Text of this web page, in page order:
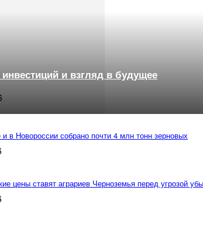
и взгляд в будущее
в Новороссии собрано почти 4 млн тонн зерновых
цены ставят аграриев Черноземья перед угрозой